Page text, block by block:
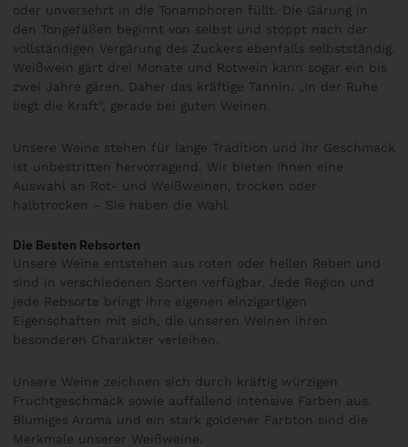
oder unversehrt in die Tonamphoren füllt. Die Gärung in
den Tongefäßen beginnt von selbst und stoppt nach der
vollständigen Vergärung des Zuckers ebenfalls selbstständig.
Weißwein gärt drei Monate und Rotwein kann sogar ein bis
zwei Jahre gären. Daher das kräftige Tannin. „In der Ruhe
liegt die Kraft“, gerade bei guten Weinen.
Unsere Weine stehen für lange Tradition und ihr Geschmack
ist unbestritten hervorragend. Wir bieten Ihnen eine
Auswahl an Rot- und Weißweinen, trocken oder
halbtrocken – Sie haben die Wahl.
Die Besten Rebsorten
Unsere Weine entstehen aus roten oder hellen Reben und
sind in verschiedenen Sorten verfügbar. Jede Region und
jede Rebsorte bringt ihre eigenen einzigartigen
Eigenschaften mit sich, die unseren Weinen ihren
besonderen Charakter verleihen.
Unsere Weine zeichnen sich durch kräftig würzigen
Fruchtgeschmack sowie auffallend intensive Farben aus.
Blumiges Aroma und ein stark goldener Farbton sind die
Merkmale unserer Weißweine.